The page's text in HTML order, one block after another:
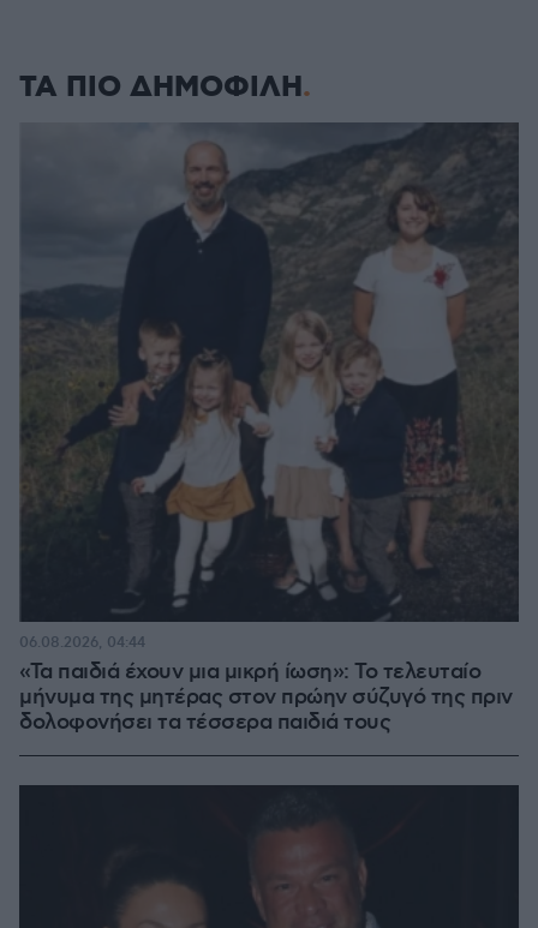
ΤΑ ΠΙΟ ΔΗΜΟΦΙΛΗ
«Τα παιδιά έχουν μια μικρή ίωση»: Το τελευταίο
μήνυμα της μητέρας στον πρώην σύζυγό της πριν
δολοφονήσει τα τέσσερα παιδιά τους
06.08.2026, 04:44